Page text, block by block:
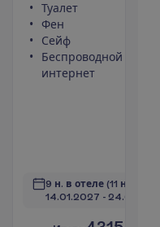
Туалет
Фен
Сейф
Беспроводной
интернет
9 н. в отеле (11 н. всего)
14.01.2027 - 24.01.2027